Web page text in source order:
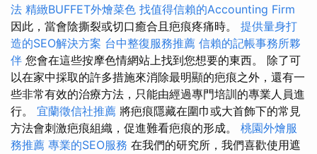
法 精緻BUFFET外燴菜色 找值得信賴的Accounting Firm
因此，當會陰撕裂或切口癒合且疤痕疼痛時。 提供量身打
造的SEO解決方案 台中整復服務推薦 信賴的記帳事務所夥
伴 您會在這些按摩色情網站上找到您想要的東西。 除了可
以在家中採取的許多措施來消除最明顯的疤痕之外，還有一
些非常有效的治療方法，只能由經過專門培訓的專業人員進
行。 宜蘭徵信社推薦 將疤痕隱藏在圍巾或大首飾下的常見
方法會刺激疤痕組織，促進難看疤痕的形成。 桃園外燴服
務推薦 專業的SEO服務 在我們的研究所，我們喜歡使用遮